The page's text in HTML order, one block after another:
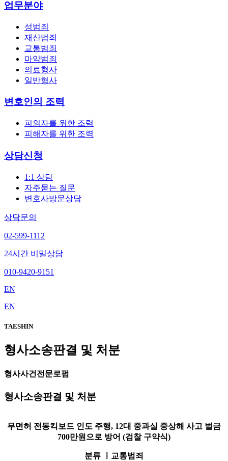
업무분야
성범죄
재산범죄
교통범죄
마약범죄
의료형사
일반형사
변호인의 조력
피의자를 위한 조력
피해자를 위한 조력
상담신청
1:1 상담
자주묻는 질문
변호사방문상담
상담문의
02-599-1112
24시간 비밀상담
010-9420-9151
EN
EN
TAESHIN
형사소송판결 및 처분
형사사건전문로펌
형사소송판결 및 처분
무면허 전동킥보드 인도 주행, 12대 중과실 중상해 사고 벌금
700만원으로 방어 (검찰 구약식)
분류 ㅣ
교통범죄